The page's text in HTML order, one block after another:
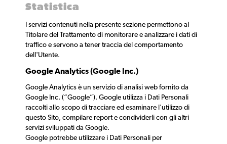
Statistica
I servizi contenuti nella presente sezione permettono al
Titolare del Trattamento di monitorare e analizzare i dati di
traffico e servono a tener traccia del comportamento
dell'Utente.
Google Analytics (Google Inc.)
Google Analytics è un servizio di analisi web fornito da
Google Inc. (“Google”). Google utilizza i Dati Personali
raccolti allo scopo di tracciare ed esaminare l'utilizzo di
questo Sito, compilare report e condividerli con gli altri
servizi sviluppati da Google.
Google potrebbe utilizzare i Dati Personali per